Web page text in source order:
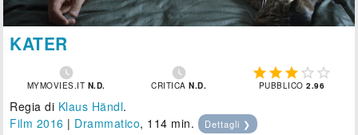
KATER

MYMOVIES.IT N.D.

CRITICAN.D.
    
PUBBLICO2.96
Regia di Klaus Händl.
Film 2016 | Drammatico, 114 min. Dettagli ❯